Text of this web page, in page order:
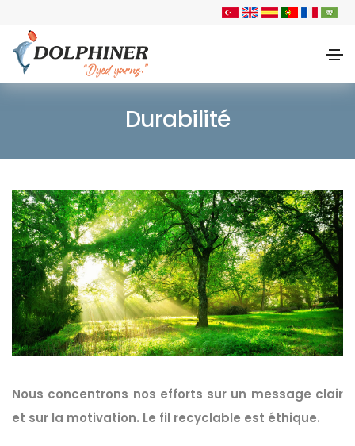
Durabilité
Nous concentrons nos efforts sur un message clair
et sur la motivation. Le fil recyclable est éthique.